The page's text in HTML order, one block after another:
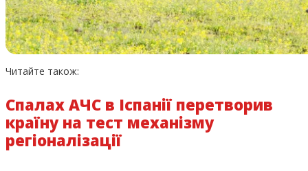
Читайте також:
Спалах АЧС в Іспанії перетворив
країну на тест механізму
регіоналізації